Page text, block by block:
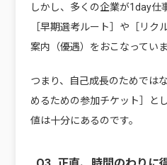
しかし、多くの企業が1day仕
［早期選考ルート］や［リク
案内（優遇）をおこなっていま
つまり、自己成長のためでは
めるための参加チケット］と
値は十分にあるのです。